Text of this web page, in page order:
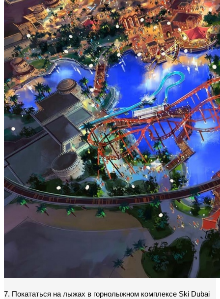
7. Покататься на лыжах в горнолыжном комплексе Ski Dubai